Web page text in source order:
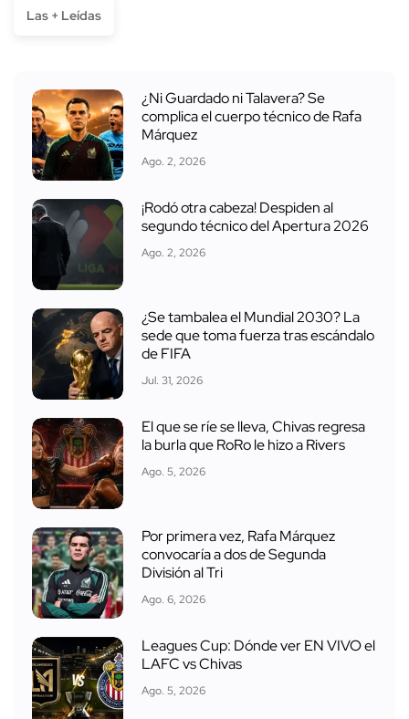
Las + Leídas
¿Ni Guardado ni Talavera? Se
complica el cuerpo técnico de Rafa
Márquez
Ago. 2, 2026
¡Rodó otra cabeza! Despiden al
segundo técnico del Apertura 2026
Ago. 2, 2026
¿Se tambalea el Mundial 2030? La
sede que toma fuerza tras escándalo
de FIFA
Jul. 31, 2026
El que se ríe se lleva, Chivas regresa
la burla que RoRo le hizo a Rivers
Ago. 5, 2026
Por primera vez, Rafa Márquez
convocaría a dos de Segunda
División al Tri
Ago. 6, 2026
Leagues Cup: Dónde ver EN VIVO el
LAFC vs Chivas
Ago. 5, 2026